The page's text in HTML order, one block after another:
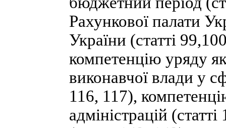
Рахункової палати
України (статті
компетенцію уряду
виконавчої влади у
116, 117),
адміністрацій